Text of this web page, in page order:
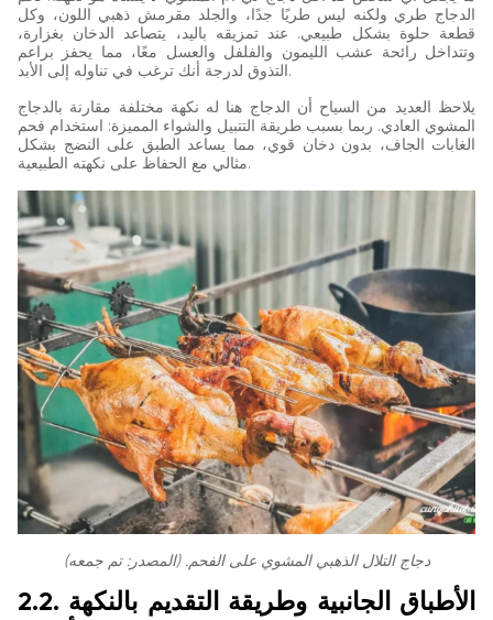
الدجاج طري ولكنه ليس طريًا جدًا، والجلد مقرمش ذهبي اللون، وكل
قطعة حلوة بشكل طبيعي. عند تمزيقه باليد، يتصاعد الدخان بغزارة،
وتتداخل رائحة عشب الليمون والفلفل والعسل معًا، مما يحفز براعم
التذوق لدرجة أنك ترغب في تناوله إلى الأبد.
يلاحظ العديد من السياح أن الدجاج هنا له نكهة مختلفة مقارنة بالدجاج
المشوي العادي. ربما بسبب طريقة التتبيل والشواء المميزة: استخدام فحم
الغابات الجاف، بدون دخان قوي، مما يساعد الطبق على النضج بشكل
مثالي مع الحفاظ على نكهته الطبيعية.
دجاج التلال الذهبي المشوي على الفحم. (المصدر: تم جمعه)
2.2. الأطباق الجانبية وطريقة التقديم بالنكهة